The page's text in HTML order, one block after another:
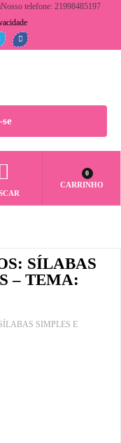
Nosso telefone: 21998485197
0
CARRINHO
SÍLABAS
– TEMA:
SIMPLES E